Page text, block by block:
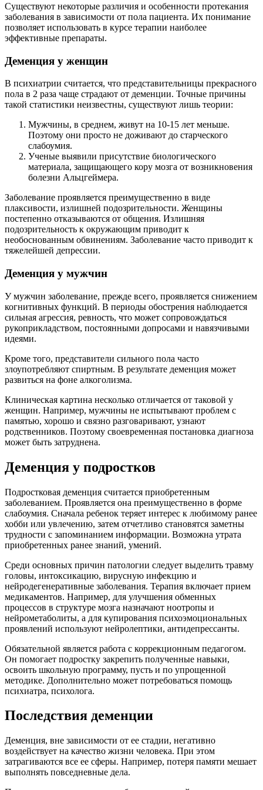
Существуют некоторые различия и особенности протекания
заболевания в зависимости от пола пациента. Их понимание
позволяет использовать в курсе терапии наиболее
эффективные препараты.
Деменция у женщин
В психиатрии считается, что представительницы прекрасного
пола в 2 раза чаще страдают от деменции. Точные причины
такой статистики неизвестны, существуют лишь теории:
Мужчины, в среднем, живут на 10-15 лет меньше.
Поэтому они просто не доживают до старческого
слабоумия.
Ученые выявили присутствие биологического
материала, защищающего кору мозга от возникновения
болезни Альцгеймера.
Заболевание проявляется преимущественно в виде
плаксивости, излишней подозрительности. Женщины
постепенно отказываются от общения. Излишняя
подозрительность к окружающим приводит к
необоснованным обвинениям. Заболевание часто приводит к
тяжелейшей депрессии.
Деменция у мужчин
У мужчин заболевание, прежде всего, проявляется снижением
когнитивных функций. В периоды обострения наблюдается
сильная агрессия, ревность, что может сопровождаться
рукоприкладством, постоянными допросами и навязчивыми
идеями.
Кроме того, представители сильного пола часто
злоупотребляют спиртным. В результате деменция может
развиться на фоне алкоголизма.
Клиническая картина несколько отличается от таковой у
женщин. Например, мужчины не испытывают проблем с
памятью, хорошо и связно разговаривают, узнают
родственников. Поэтому своевременная постановка диагноза
может быть затруднена.
Деменция у подростков
Подростковая деменция считается приобретенным
заболеванием. Проявляется она преимущественно в форме
слабоумия. Сначала ребенок теряет интерес к любимому ранее
хобби или увлечению, затем отчетливо становятся заметны
трудности с запоминанием информации. Возможна утрата
приобретенных ранее знаний, умений.
Среди основных причин патологии следует выделить травму
головы, интоксикацию, вирусную инфекцию и
нейродегенеративные заболевания. Терапия включает прием
медикаментов. Например, для улучшения обменных
процессов в структуре мозга назначают ноотропы и
нейрометаболиты, а для купирования психоэмоциональных
проявлений используют нейролептики, антидепрессанты.
Обязательной является работа с коррекционным педагогом.
Он помогает подростку закрепить полученные навыки,
освоить школьную программу, пусть и по упрощенной
методике. Дополнительно может потребоваться помощь
психиатра, психолога.
Последствия деменции
Деменция, вне зависимости от ее стадии, негативно
воздействует на качество жизни человека. При этом
затрагиваются все ее сферы. Например, потеря памяти мешает
выполнять повседневные дела.